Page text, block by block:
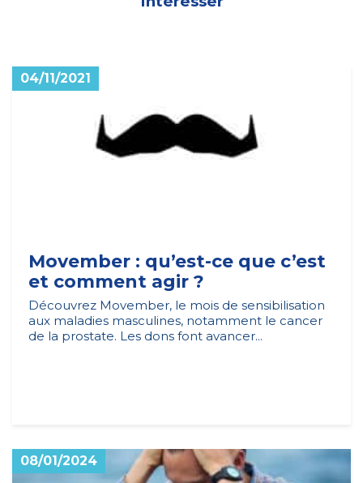
04/11/2021
Movember : qu’est-ce que c’est
et comment agir ?
Découvrez Movember, le mois de sensibilisation
aux maladies masculines, notamment le cancer
de la prostate. Les dons font avancer...
08/01/2024